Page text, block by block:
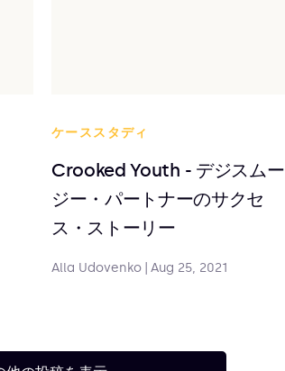
ケーススタディ
Crooked Youth - デジスムー
ジー・パートナーのサクセ
ス・ストーリー
Alla Udovenko Aug 25, 2021